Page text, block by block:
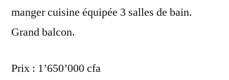
manger cuisine équipée 3 salles de bain.
Grand balcon.
Prix : 1’650’000 cfa